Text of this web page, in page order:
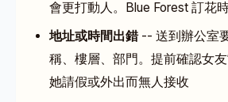
會更打動人。Blue Forest 訂花
地址或時間出錯-- 送到辦公室
稱、樓層、部門。提前確認女
她請假或外出而無人接收